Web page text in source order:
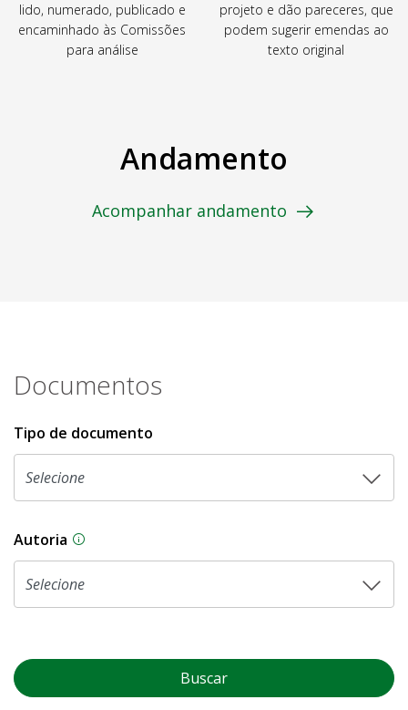
lido, numerado, publicado e
encaminhado às Comissões
para análise
projeto e dão pareceres, que
podem sugerir emendas ao
texto original
Andamento
Acompanhar andamento
Documentos
Tipo de documento
Autoria As proposições legislativas na CLDF podem
Buscar